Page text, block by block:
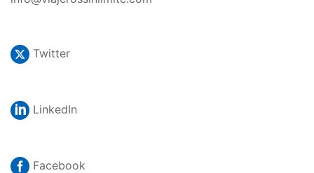
Twitter
LinkedIn
Facebook